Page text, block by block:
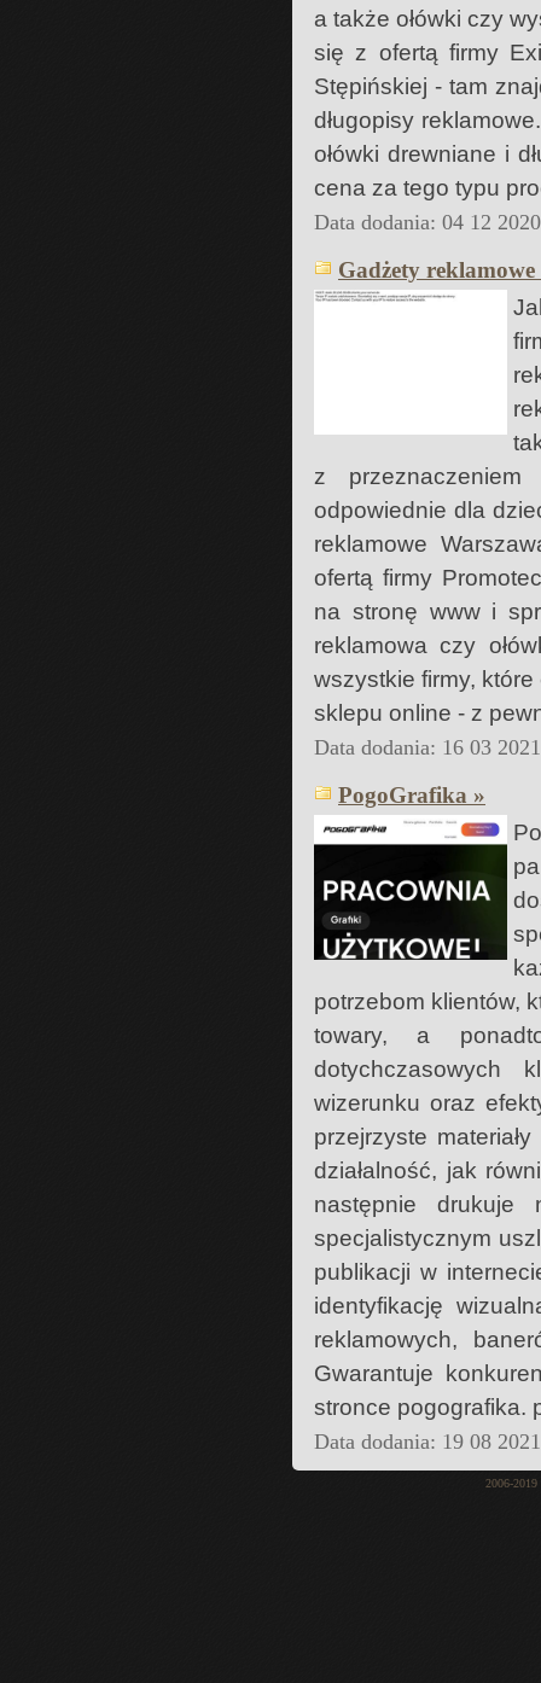
a także ołówki czy
się z ofertą firmy
Stępińskiej - tam
długopisy
ołówki drewniane i
cena za tego typu
Data dodania: 04 12
Gadżety
z
odpowiednie dla
reklamowe
ofertą firmy
na stronę www i
reklamowa czy
wszystkie firmy,
sklepu online - z
Data dodania: 16 03
PogoGrafika »
potrzebom klientów,
towary, a
dotychczasowych
wizerunku oraz
przejrzyste
działalność, jak
następnie drukuje
specjalistycznym
publikacji w
identyfikację
reklamowych,
Gwarantuje
stronce pogografika.
Data dodania: 19 08
2006-